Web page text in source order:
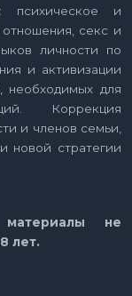
психическое и
секс и
личности по
и активизации
необходимых для
Коррекция
и членов семьи,
новой стратегии
не
лет.